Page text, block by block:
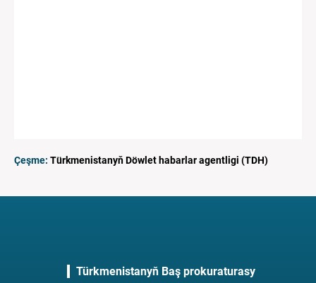
Çeşme: Türkmenistanyň Döwlet habarlar agentligi (TDH)
Türkmenistanyň Baş prokuraturasy